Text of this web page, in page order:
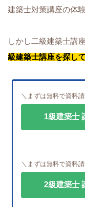
建築士対策講座の体験
しかし二級建築士講
級建築士講座を探し
＼まずは無料で資料
1級建築士
＼まずは無料で資料
2級建築士